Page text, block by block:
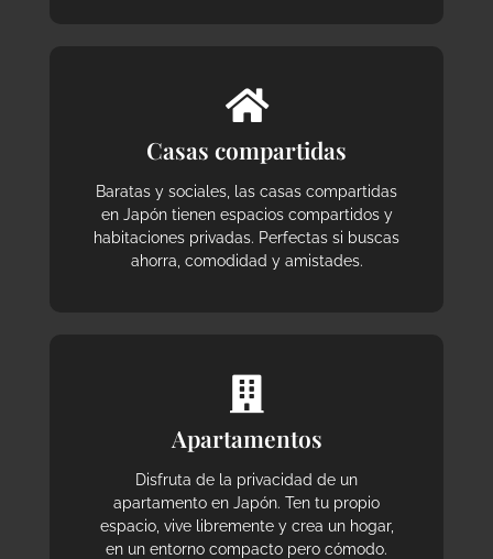
Casas compartidas
Baratas y sociales, las casas compartidas
en Japón tienen espacios compartidos y
habitaciones privadas. Perfectas si buscas
ahorra, comodidad y amistades.
Apartamentos
Disfruta de la privacidad de un
apartamento en Japón. Ten tu propio
espacio, vive libremente y crea un hogar,
en un entorno compacto pero cómodo.